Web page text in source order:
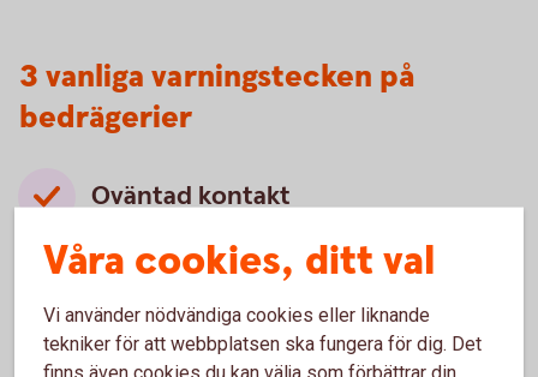
3 vanliga varningstecken på
bedrägerier
Oväntad kontakt
välkända företag, myndigheter eller någon du
använder falska avsändare för att skapa
trovärdighet och övertyga dig.
Våra cookies, ditt val
Vi använder nödvändiga cookies eller liknande
tekniker för att webbplatsen ska fungera för dig. Det
finns även cookies du kan välja som förbättrar din